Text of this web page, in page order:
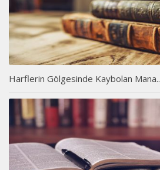
Harflerin Gölgesinde Kaybolan Mana..